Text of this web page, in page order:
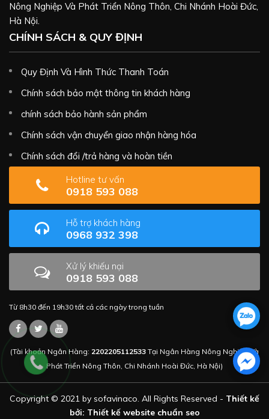
Nông Nghiệp Và Phát Triển Nông Thôn, Chi Nhánh Hoài Đức,
Hà Nội.
CHÍNH SÁCH & QUY ĐỊNH
Quy Định Và Hình Thức Thanh Toán
Chính sách bảo mật thông tin khách hàng
chính sách bảo hành sản phẩm
Chính sách vận chuyển giao nhận hàng hóa
Chính sách đổi /trả hàng và hoàn tiền
Hotline tư vấn
0918 593 088
Hỗ trợ khách hàng
0968 932 398
Xử lý khiếu nại
0918 593 088
Từ 8h30 đến 19h30 tất cả các ngày trong tuần
(Tài khoản Ngân Hàng: 2202205112533 Tại Ngân Hàng Nông Nghiệp Và
Phát Triển Nông Thôn, Chi Nhánh Hoài Đức, Hà Nội)
Copyright © 2021 by sofavinaco. All Rights Reserved - Thiết kế
bởi: Thiết kế website chuẩn seo